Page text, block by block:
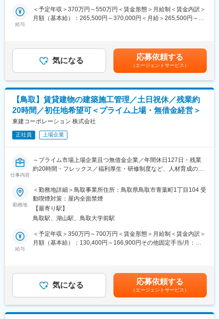
が必要となります
・知識も大事ですが「人として」がとても大事な仕事です
契約金額は数億円になるため、大きなインセンティブが支給され
ることが高年収の理由です。
時短勤務でも評価基準は同様のため、６時間勤務でも年収1,000万
円が目指せます。
■時短勤務×営業でも活躍できる理由：
土地活用営業は「長時間労働」「飛び込み中心」という印象を持
たれがちですが、当社では計画性を重視した営業活動を行ってい
ます。勤務時間に制約があることを前提に役割設計を行い、成果
基準も明確です。時短勤務でも重要な提案を任され、正当に評価
■入社後のミッション：
いきなりやってきた方に大切な土地を任せられないため、まずは
その土地への想い入れ、今後への悩みについて、話を「聞く」こ
とが大切なお仕事です。
変更の範囲：会社の定める業務
■具体的には：
◇お客様対応
・新規契約・機種変更の受付および提案
・スマホの初期設定・データ移行サポート
・問い合わせ対応
・KPI管理・数値振り返り
・店舗会議・研修への参加
・キャンペーン企画など、集客に向けた取り組み
■教育体制：
入社後1ヶ月は店舗での実践研修を実施。サービス知識・業務の流
スキルの習得も可能。未経験でも安心してスタートできる環境で
す。
■このポジションの魅力：
◇未経験でも成長しやすいシンプルなオペレーション
料金体系が他キャリアよりシンプル覚えやすく、提案力を磨きや
すい環境です。そのため、未経験からでも短期間で成長しやす
◇事業づくりに携われるやりがい
後発キャリアだからこそ柔軟で風通しがよく、改善提案や企画が
スタッフから店長を経てRSV（スーパーバイザー）へステップア
ップが可能です。RSV経験後はマネジメントや本部への異動の道
もあり、長期的にキャリア形成ができます。まずは入社後1年で店
長昇格を目指していただきます。
給与
＜予定年収＞370万円～550万円＜賃金形態＞月給制＜賃金内訳＞
月額（基本給）：265,500円～370,000円＜月給＞265,500円～
気になる 応募依頼する
（エージェントサービス）
【鳥取】賃貸建物の建築施工管理／土日祝休／残業約
20時間／初任地希望可＜プライム上場・無借金経営＞
東建コーポレーション 株式会社
正社員 上場企業
仕事内容
～プライム市場上場企業且つ無借金企業／年間休日127日・残業
約20時間・フレックス／福利厚生・研修制度など、人材育成のた
■業務の流れ：
＜契約前＞
・営業活動の支援業務として「現地調査」及び「配置図の作成」
・契約に必要な「契約図面の作成」を設計職へ依頼
＜契約後＞
・着工準備会議及び三者挨拶
・建築諸申請の依頼
＜着工後＞
・建築工事による事故やトラブルが無いよう留意し、安全管理と
より品質の高い現場管理
勤務地
＜勤務地詳細＞鳥取事業所住所：鳥取県鳥取市青葉町1丁目104 受
動喫煙対策：屋内全面禁煙
【最寄り駅】
鳥取駅、湖山駅、鳥取大学前駅
給与
＜予定年収＞350万円～700万円＜賃金形態＞月給制＜賃金内訳＞
月額（基本給）：130,400円～166,900円その他固定手当/月：
いたします賃金はあくまでも目安の金額であり、選考を通じて上
下する可能性があります。月給(月額)は固定手当を含めた表記で
気になる 応募依頼する
（エージェントサービス）